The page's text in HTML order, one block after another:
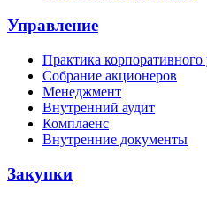
Управление
Практика корпоративного
Собрание акционеров
Менеджмент
Внутренний аудит
Комплаенс
Внутренние документы
Закупки